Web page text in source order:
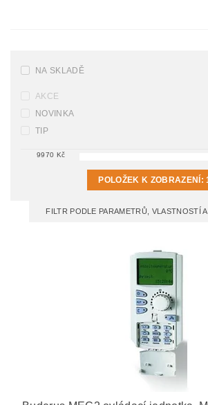
NA SKLADĚ
AKCE
NOVINKA
TIP
9970 Kč
POLOŽEK K ZOBRAZENÍ:
FILTR PODLE PARAMETRŮ, VLASTNOSTÍ